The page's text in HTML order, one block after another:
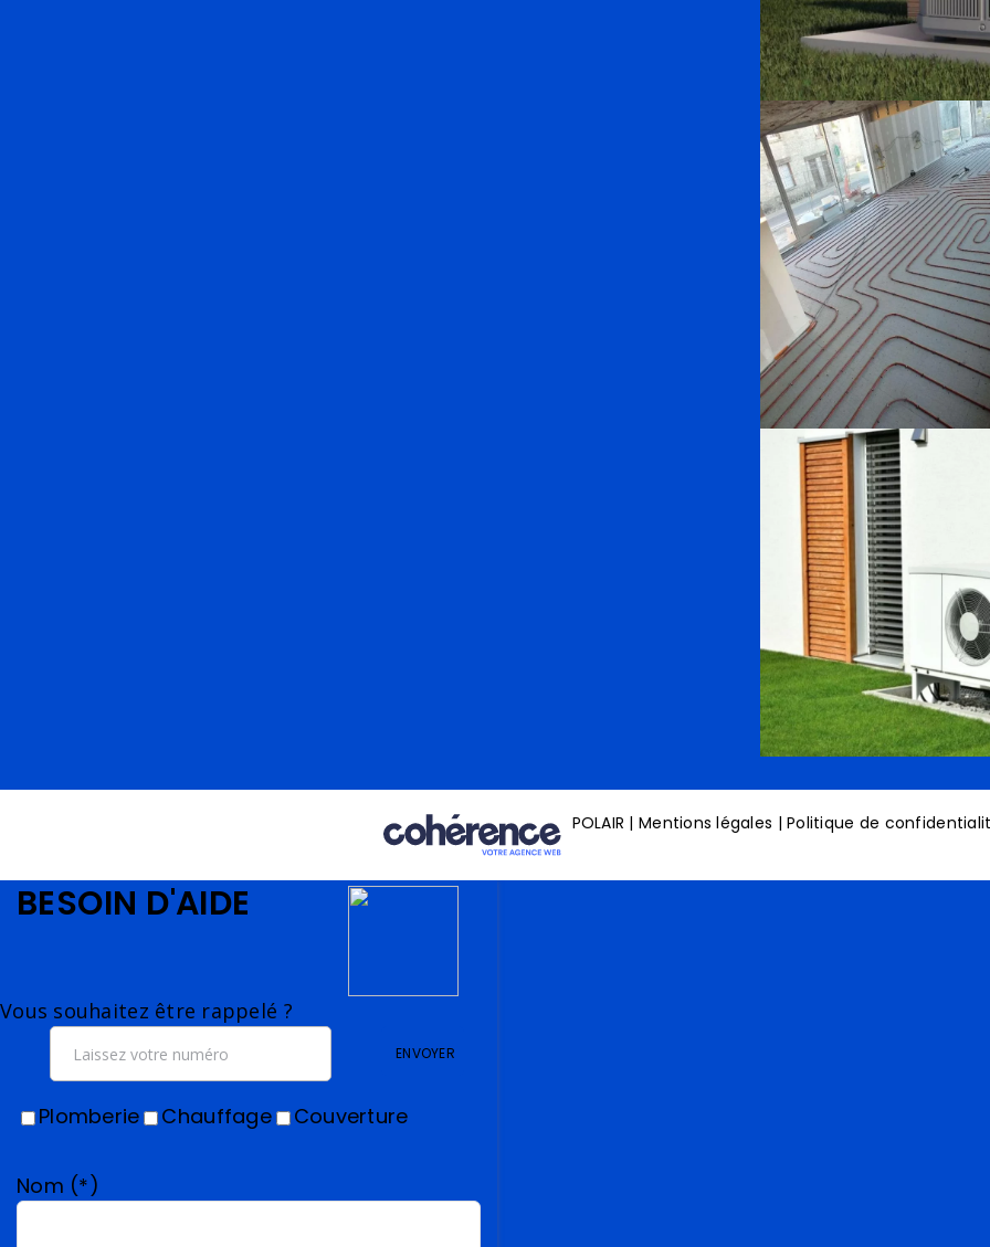
POLAIR | Mentions légales | Politique de
BESOIN D'AIDE
Vous souhaitez être rappelé ?
ENVOYER
Plomberie Chauffage Couverture
Nom (*)